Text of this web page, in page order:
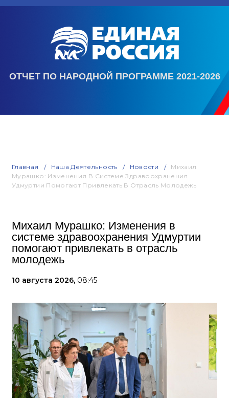
ОТЧЕТ ПО НАРОДНОЙ ПРОГРАММЕ 2021-2026
Главная Наша Деятельность Новости
Михаил
Мурашко: Изменения В Системе Здравоохранения
Удмуртии Помогают Привлекать В Отрасль Молодежь
Михаил Мурашко: Изменения в
системе здравоохранения Удмуртии
помогают привлекать в отрасль
молодежь
10 августа 2026, 08:45